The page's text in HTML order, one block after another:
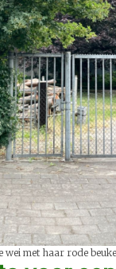
met haar rode